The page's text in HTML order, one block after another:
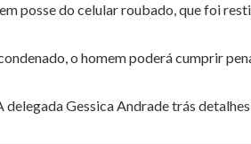
posse do celular roubado, que foi
o homem poderá cumprir
delegada Gessica Andrade trás